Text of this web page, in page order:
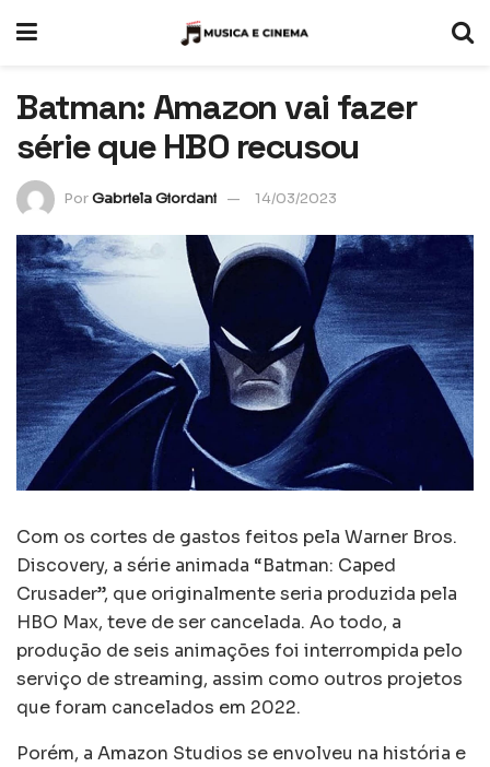
Batman: Amazon vai fazer
série que HBO recusou
PorGabriela Giordani 14/03/2023
Com os cortes de gastos feitos pela Warner Bros.
Discovery, a série animada “Batman: Caped
Crusader”, que originalmente seria produzida pela
HBO Max, teve de ser cancelada. Ao todo, a
produção de seis animações foi interrompida pelo
serviço de streaming, assim como outros projetos
que foram cancelados em 2022.
Porém, a Amazon Studios se envolveu na história e